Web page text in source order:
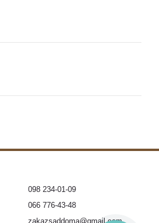
098 234-01-09
066 776-43-48
zakazsaddoma@gmail.com